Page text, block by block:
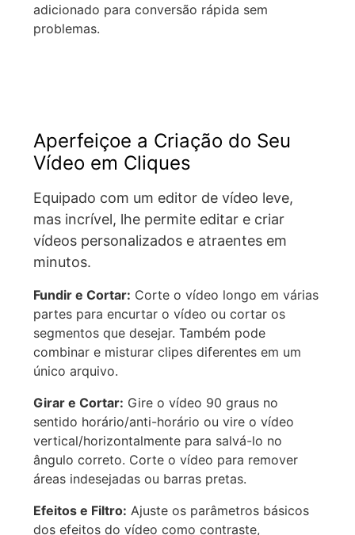
adicionado para conversão rápida sem
problemas.
Aperfeiçoe a Criação do Seu
Vídeo em Cliques
Equipado com um editor de vídeo leve,
mas incrível, lhe permite editar e criar
vídeos personalizados e atraentes em
minutos.
Fundir e Cortar: Corte o vídeo longo em várias
partes para encurtar o vídeo ou cortar os
segmentos que desejar. Também pode
combinar e misturar clipes diferentes em um
único arquivo.
Girar e Cortar: Gire o vídeo 90 graus no
sentido horário/anti-horário ou vire o vídeo
vertical/horizontalmente para salvá-lo no
ângulo correto. Corte o vídeo para remover
áreas indesejadas ou barras pretas.
Efeitos e Filtro: Ajuste os parâmetros básicos
dos efeitos do vídeo como contraste,